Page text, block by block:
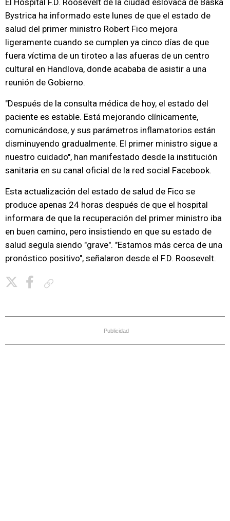
El Hospital F.D. Roosevelt de la ciudad eslovaca de Baska
Bystrica ha informado este lunes de que el estado de
salud del primer ministro Robert Fico mejora
ligeramente cuando se cumplen ya cinco días de que
fuera víctima de un tiroteo a las afueras de un centro
cultural en Handlova, donde acababa de asistir a una
reunión de Gobierno.
"Después de la consulta médica de hoy, el estado del
paciente es estable. Está mejorando clínicamente,
comunicándose, y sus parámetros inflamatorios están
disminuyendo gradualmente. El primer ministro sigue a
nuestro cuidado", han manifestado desde la institución
sanitaria en su canal oficial de la red social Facebook.
Esta actualización del estado de salud de Fico se
produce apenas 24 horas después de que el hospital
informara de que la recuperación del primer ministro iba
en buen camino, pero insistiendo en que su estado de
salud seguía siendo "grave". "Estamos más cerca de una
pronóstico positivo", señalaron desde el F.D. Roosevelt.
Publicidad